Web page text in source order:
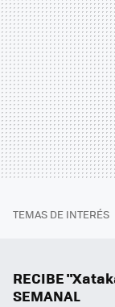
TEMAS DE INTERÉS
RECIBE
SEMANAL